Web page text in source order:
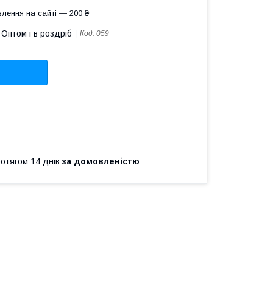
на сайті — 200 ₴
Оптом і в роздріб Код: 059
14 днів за домовленістю